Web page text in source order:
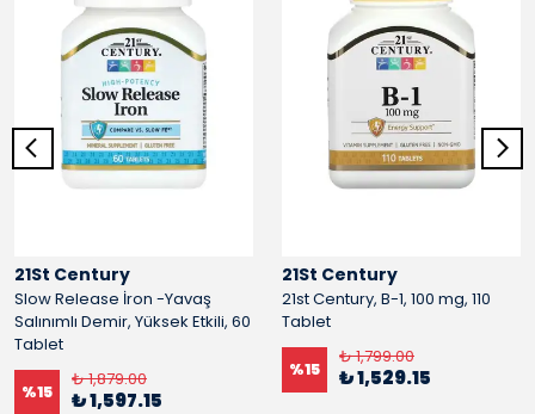
21St Century
Slow Release İron -Yavaş
Salınımlı Demir, Yüksek Etkili, 60
Tablet
%15
₺ 1,879.00
₺ 1,597.15
21St Century
21st Century, B-1, 100 mg, 110
Tablet
%15
₺ 1,799.00
₺ 1,529.15